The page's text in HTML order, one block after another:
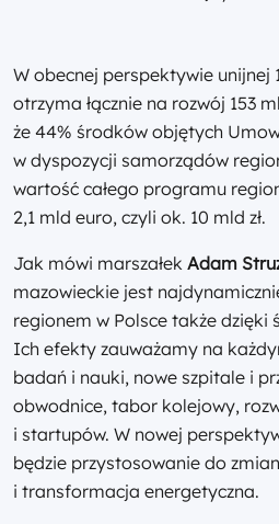
W obecnej perspektywie unijnej
otrzyma łącznie na rozwój 153
że 44% środków objętych
w dyspozycji samorządów
wartość całego programu
2,1 mld euro, czyli ok. 10 mld zł.
Jak mówi marszałek Adam
mazowieckie jest
regionem w Polsce także dzięki
Ich efekty zauważamy na
badań i nauki, nowe szpitale i
obwodnice, tabor kolejowy,
i startupów. W nowej
będzie przystosowanie do
i transformacja energetyczna.